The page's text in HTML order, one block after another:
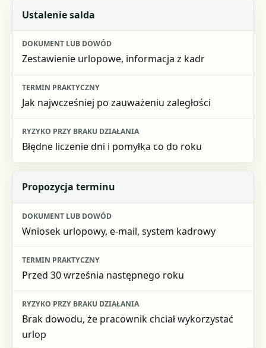
Etap
Dokument lub dowód
Ryzyko przy braku działania
Ustalenie salda
Zestawienie urlopowe, informacja z kadr
Jak najwcześniej po zauważeniu zaległości
Błędne liczenie dni i pomyłka co do roku
Propozycja terminu
Wniosek urlopowy, e-mail, system kadrowy
Przed 30 września następnego roku
Brak dowodu, że pracownik chciał wykorzystać
urlop